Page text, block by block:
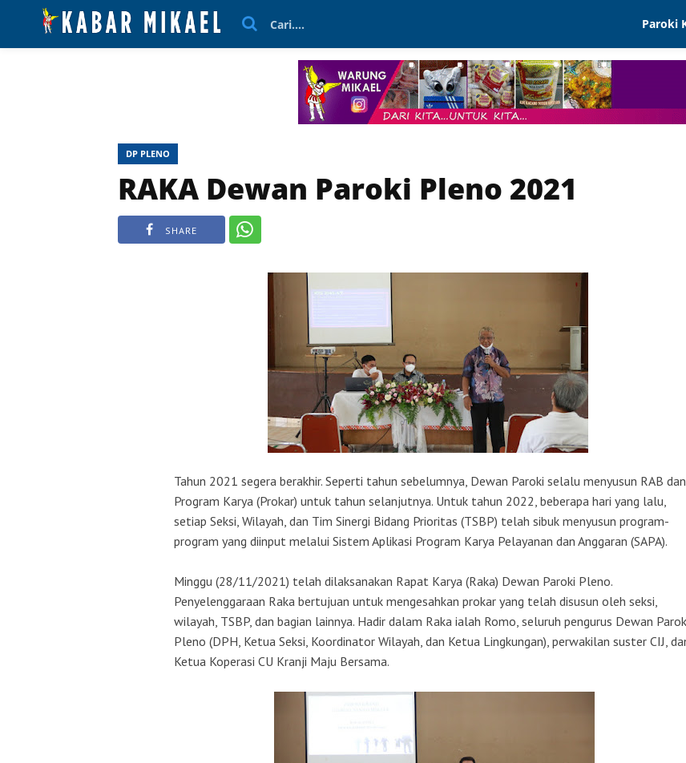
Cari.... Paroki
Sejarah
DP PLENO
RAKA Dewan Paroki Pleno 2021
SHARE
Tahun 2021 segera berakhir. Seperti tahun sebelumnya, Dewan Paroki selalu menyusun RAB dan
Program Karya (Prokar) untuk tahun selanjutnya. Untuk tahun 2022, beberapa hari yang lalu,
setiap Seksi, Wilayah, dan Tim Sinergi Bidang Prioritas (TSBP) telah sibuk menyusun program-
program yang diinput melalui Sistem Aplikasi Program Karya Pelayanan dan Anggaran (SAPA).
Minggu (28/11/2021) telah dilaksanakan Rapat Karya (Raka) Dewan Paroki Pleno.
Penyelenggaraan Raka bertujuan untuk mengesahkan prokar yang telah disusun oleh seksi,
wilayah, TSBP, dan bagian lainnya. Hadir dalam Raka ialah Romo, seluruh pengurus Dewan
Pleno (DPH, Ketua Seksi, Koordinator Wilayah, dan Ketua Lingkungan), perwakilan suster CIJ,
Ketua Koperasi CU Kranji Maju Bersama.